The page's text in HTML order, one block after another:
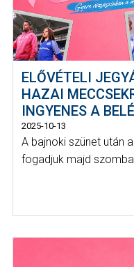
ELŐVÉTELI
HAZAI
INGYENES A
2025-10-13
A bajnoki szünet után
fogadjuk majd